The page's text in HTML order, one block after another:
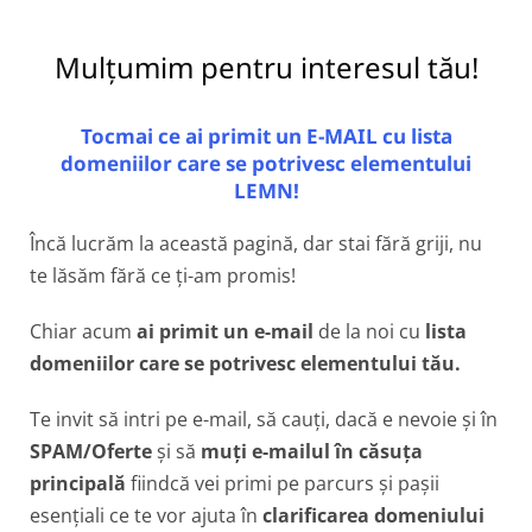
Mulțumim pentru interesul tău!
Tocmai ce ai primit un E-MAIL cu lista
domeniilor care se potrivesc elementului
LEMN!
Încă lucrăm la această pagină, dar stai fără griji, nu
te lăsăm fără ce ți-am promis!
Chiar acum ai primit un e-mail de la noi cu lista
domeniilor care se potrivesc elementului tău.
Te invit să intri pe e-mail, să cauți, dacă e nevoie și în
SPAM/Oferteși să muți e-mailul în căsuța
principală fiindcă vei primi pe parcurs și pașii
esențiali ce te vor ajuta în clarificarea domeniului